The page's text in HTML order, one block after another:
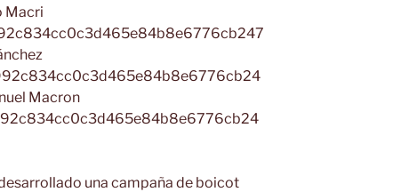
Macri
Macron
una campaña de boicot